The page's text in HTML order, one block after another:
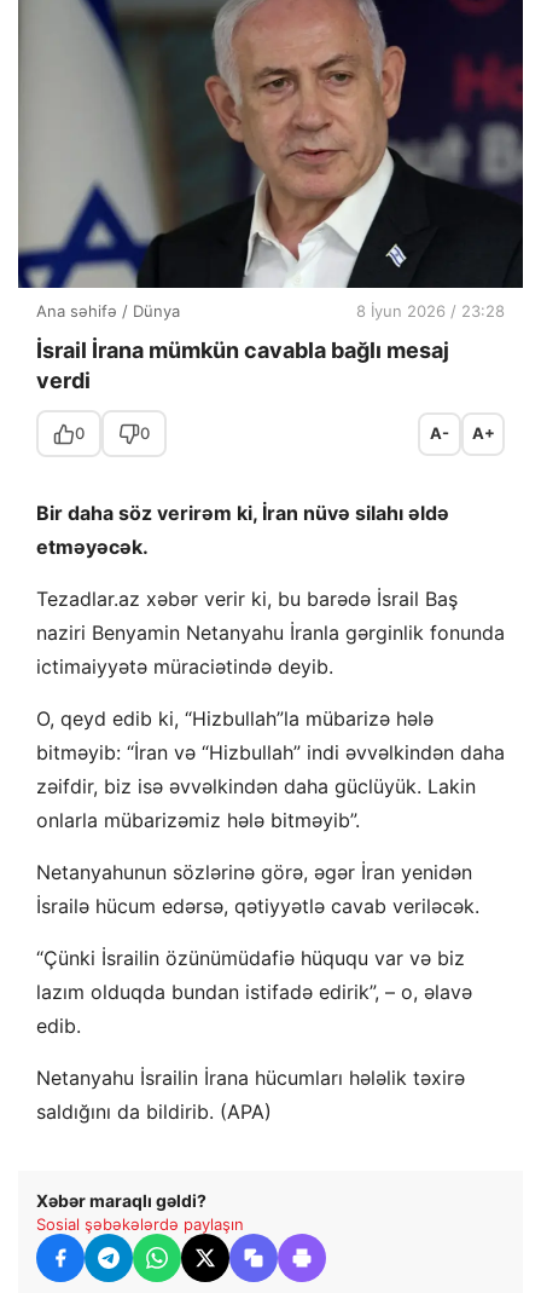
Ana səhifə / Dünya 8 İyun 2026 / 23:28
İsrail İrana mümkün cavabla bağlı mesaj
verdi
0 0 A- A+
Bir daha söz verirəm ki, İran nüvə silahı əldə
etməyəcək.
Tezadlar.az xəbər verir ki, bu barədə İsrail Baş
naziri Benyamin Netanyahu İranla gərginlik fonunda
ictimaiyyətə müraciətində deyib.
O, qeyd edib ki, “Hizbullah”la mübarizə hələ
bitməyib: “İran və “Hizbullah” indi əvvəlkindən daha
zəifdir, biz isə əvvəlkindən daha güclüyük. Lakin
onlarla mübarizəmiz hələ bitməyib”.
Netanyahunun sözlərinə görə, əgər İran yenidən
İsrailə hücum edərsə, qətiyyətlə cavab veriləcək.
“Çünki İsrailin özünümüdafiə hüququ var və biz
lazım olduqda bundan istifadə edirik”, – o, əlavə
edib.
Netanyahu İsrailin İrana hücumları hələlik təxirə
saldığını da bildirib. (APA)
Xəbər maraqlı gəldi?
Sosial şəbəkələrdə paylaşın